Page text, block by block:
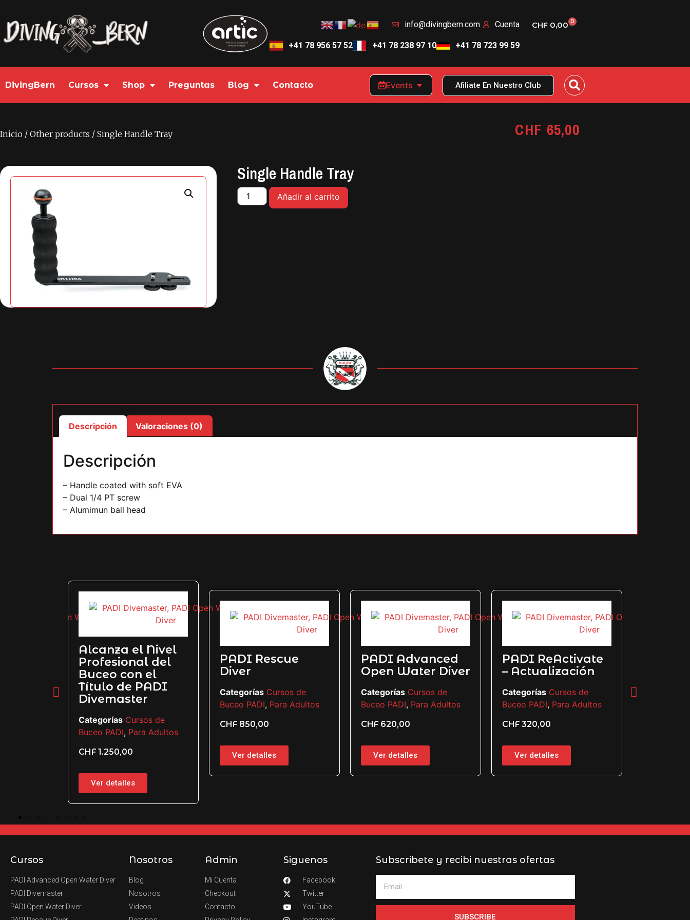
info@divingbern.com Cuenta CHF0,00 0
+41 78 956 57 52 +41 78 238 97 10 +41 78 723 99 59
DivingBern Cursos Shop Preguntas Blog Contacto Events Afiliate En Nuestro Club
Inicio / Other products / Single Handle Tray CHF 65,00
Single Handle Tray
Añadir al carrito
Descripción Valoraciones (0)
Descripción
– Handle coated with soft EVA
– Dual 1/4 PT screw
– Alumimun ball head
Alcanza el Nivel
Profesional del
Buceo con el
Título de PADI
Divemaster
Categorías Cursos de
Buceo PADI, Para Adultos
CHF 1.250,00
Ver detalles
PADI Rescue
Diver
Categorías Cursos de
Buceo PADI, Para Adultos
CHF 850,00
Ver detalles
PADI Advanced
Open Water Diver
Categorías Cursos de
Buceo PADI, Para Adultos
CHF 620,00
Ver detalles
PADI ReActivate
– Actualización
Categorías Cursos de
Buceo PADI, Para Adultos
CHF 320,00
Ver detalles
Cursos
PADI Advanced Open Water Diver
PADI Divemaster
PADI Open Water Diver
Nosotros
Blog
Nosotros
Videos
Admin
Mi Cuenta
Checkout
Contacto
Siguenos
Facebook
Twitter
YouTube
Subscribete y recibi nuestras ofertas
SUBSCRIBE